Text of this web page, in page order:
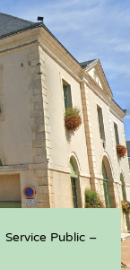
Service Public –